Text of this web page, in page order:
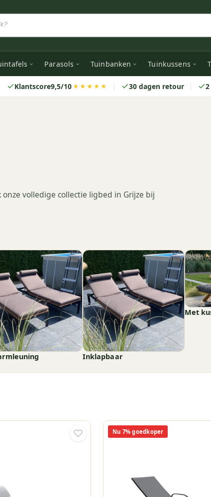
Parasols Tuinbanken Tuinkussens
Klantscore9,5/10★★★★★ 30 dagen retour
volledige collectie ligbed in Grijze bij
Inklapbaar
Met
Nu 7% goedkoper